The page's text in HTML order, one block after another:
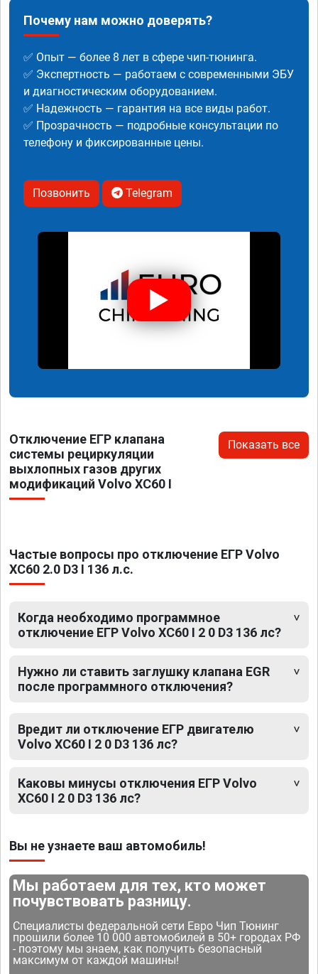
Почему нам можно доверять?
✅ Опыт — более 8 лет в сфере чип-тюнинга.
✅ Экспертность — работаем с современными ЭБУ
и диагностическим оборудованием.
✅ Надежность — гарантия на все виды работ.
✅ Прозрачность — подробные консультации по
телефону и фиксированные цены.
Позвонить Telegram
Отключение ЕГР клапана
системы рециркуляции
выхлопных газов других
модификаций Volvo XC60 I
Показать все
Частые вопросы про отключение ЕГР Volvo
XC60 2.0 D3 I 136 л.с.
Когда необходимо программное
отключение ЕГР Volvo XC60 I 2 0 D3 136 лс?
Нужно ли ставить заглушку клапана EGR
после программного отключения?
Вредит ли отключение ЕГР двигателю
Volvo XC60 I 2 0 D3 136 лс?
Каковы минусы отключения ЕГР Volvo
XC60 I 2 0 D3 136 лс?
Вы не узнаете ваш автомобиль!
Мы работаем для тех, кто может
почувствовать разницу.
Специалисты федеральной сети Евро Чип Тюнинг
прошили более 10 000 автомобилей в 50+ городах РФ
- поэтому мы знаем, как получить безопасный
максимум от каждой машины!